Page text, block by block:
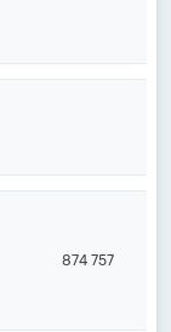
874 757